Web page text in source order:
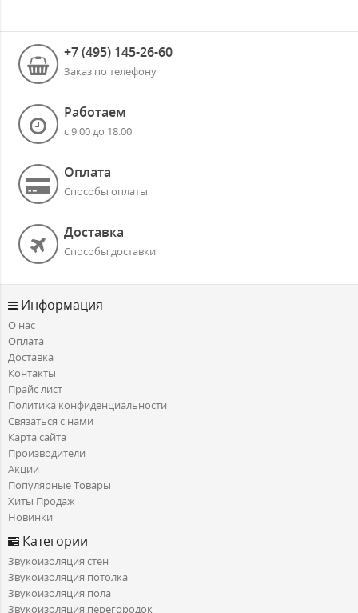
+7 (495) 145-26-60
Заказ по телефону
Работаем
с 9:00 до 18:00
Оплата
Способы оплаты
Доставка
Способы доставки
Информация
О нас
Оплата
Доставка
Контакты
Прайс лист
Политика конфиденциальности
Связаться с нами
Карта сайта
Производители
Акции
Популярные Товары
Хиты Продаж
Новинки
Категории
Звукоизоляция стен
Звукоизоляция потолка
Звукоизоляция пола
Звукоизоляция перегородок